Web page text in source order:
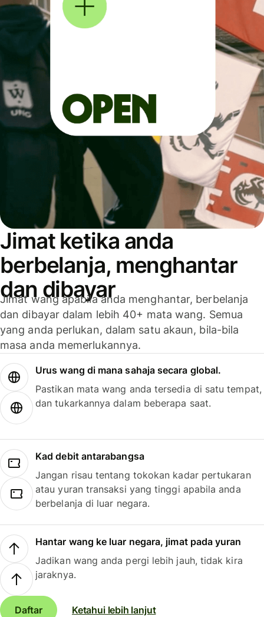
Jimat ketika anda
berbelanja, menghantar
dan dibayar
Jimat wang apabila anda menghantar, berbelanja
dan dibayar dalam lebih 40+ mata wang. Semua
yang anda perlukan, dalam satu akaun, bila-bila
masa anda memerlukannya.
Urus wang di mana sahaja secara global.
Pastikan mata wang anda tersedia di satu tempat,
dan tukarkannya dalam beberapa saat.
Kad debit antarabangsa
Jangan risau tentang tokokan kadar pertukaran
atau yuran transaksi yang tinggi apabila anda
berbelanja di luar negara.
Hantar wang ke luar negara, jimat pada yuran
Jadikan wang anda pergi lebih jauh, tidak kira
jaraknya.
Daftar Ketahui lebih lanjut